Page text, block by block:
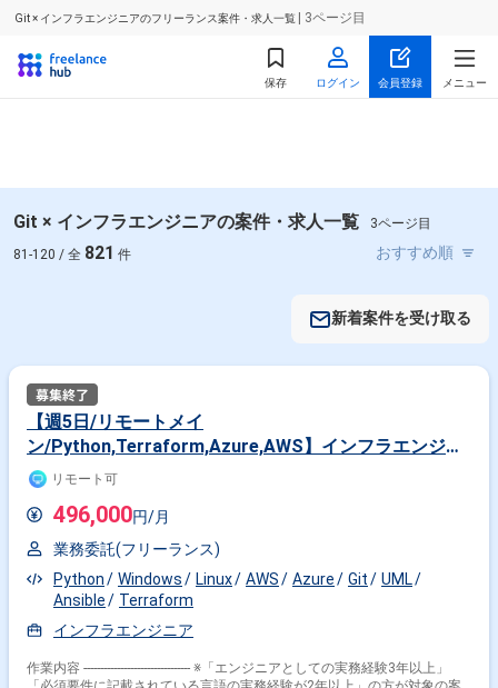
Git × インフラエンジニアのフリーランス案件・求人一覧 | 3ページ目
保存 ログイン 会員登録 メニュー
Git × インフラエンジニアの案件・求人一覧
3ページ目
81-120 / 全 821 件
新着案件を受け取る
【週5日/リモートメイ
ン/Python,Terraform,Azure,AWS】インフラエンジニ
ア - 既存インフラ業務自動化支援
リモート可
496,000円/月
業務委託(フリーランス)
Python
Windows Linux AWS Azure Git
UML
Ansible
Terraform
インフラエンジニア
作業内容 -------------------------------- ※「エンジニアとしての実務経験3年以上」